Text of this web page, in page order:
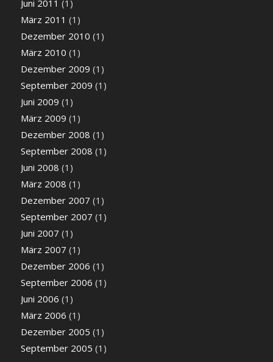
Juni 2011 (1)
März 2011 (1)
Dezember 2010 (1)
März 2010 (1)
Dezember 2009 (1)
September 2009 (1)
Juni 2009 (1)
März 2009 (1)
Dezember 2008 (1)
September 2008 (1)
Juni 2008 (1)
März 2008 (1)
Dezember 2007 (1)
September 2007 (1)
Juni 2007 (1)
März 2007 (1)
Dezember 2006 (1)
September 2006 (1)
Juni 2006 (1)
März 2006 (1)
Dezember 2005 (1)
September 2005 (1)